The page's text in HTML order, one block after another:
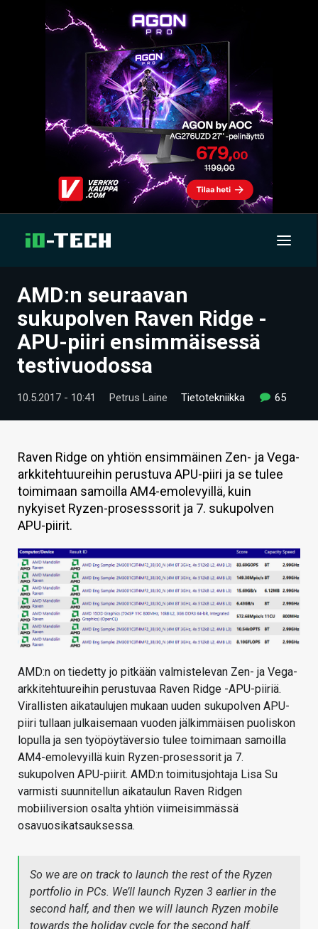
UUTISET
ARTIKKELIT
VIDEOT
TECHBBS
HINTA.FI
KAUPPA
VAIHDA TEEMA
HAKU
AMD:n seuraavan
sukupolven Raven Ridge -
APU-piiri ensimmäisessä
testivuodossa
10.5.2017 - 10:41 Petrus Laine Tietotekniikka 65
Raven Ridge on yhtiön ensimmäinen Zen- ja Vega-
arkkitehtuureihin perustuva APU-piiri ja se tulee
toimimaan samoilla AM4-emolevyillä, kuin
nykyiset Ryzen-prosesssorit ja 7. sukupolven
APU-piirit.
AMD:n on tiedetty jo pitkään valmistelevan Zen- ja Vega-
arkkitehtuureihin perustuvaa Raven Ridge -APU-piiriä.
Virallisten aikataulujen mukaan uuden sukupolven APU-
piiri tullaan julkaisemaan vuoden jälkimmäisen puoliskon
lopulla ja sen työpöytäversio tulee toimimaan samoilla
AM4-emolevyillä kuin Ryzen-prosessorit ja 7.
sukupolven APU-piirit. AMD:n toimitusjohtaja Lisa Su
varmisti suunnitellun aikataulun Raven Ridgen
mobiiliversion osalta yhtiön viimeisimmässä
osavuosikatsauksessa.
So we are on track to launch the rest of the Ryzen
portfolio in PCs. We’ll launch Ryzen 3 earlier in the
second half, and then we will launch Ryzen mobile
towards the holiday cycle for the second half.